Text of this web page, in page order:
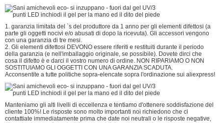
1. garanzia limitata del `s del produttore da 1 anno per gli elementi difettosi (a
parte gli oggetti nocivi e/o abusati di dopo la ricevuta). Gli accessori vengono
con una garanzia di tre mesi.
2. Gli elementi difettosi DEVONO essere riferiti e restituiti durante il periodo
della garanzia (e nell'imballaggio originale, se possibile). Dovete dirci che
cosa il difetto è e darci il vostro numero di ordine. NON RIPARIAMO O NON
SOSTITUIAMO GLI OGGETTI CON UNA GARANZIA SCADUTA.
Acconsentite a tutte politiche sopra-elencate sopra l'ordinazione sui aliexpress!
Manteniamo gli alti livelli di eccellenza e tentiamo d'ottenere soddisfazione del
cliente 100%! Le risposte sono molto importanti noi richiedono che ci
contattiate immediatamente prima che date noi neutrali o le risposte negative,